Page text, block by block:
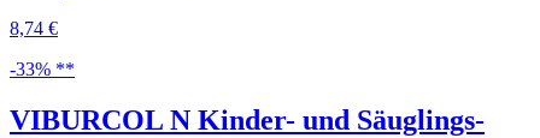
8,74 €
-33% **
VIBURCOL N Kinder- und Säuglings-